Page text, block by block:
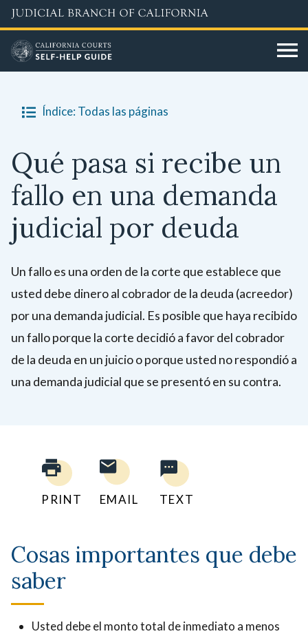
Skip
to
main
content
Índice: Todas las páginas
Qué pasa si recibe un
fallo en una demanda
judicial por deuda
Un fallo es una orden de la corte que establece que
usted debe dinero al cobrador de la deuda (acreedor)
por una demanda judicial. Es posible que haya recibido
un fallo porque la corte decidió a favor del cobrador
de la deuda en un juicio o porque usted no respondió a
una demanda judicial que se presentó en su contra.
PRINT EMAIL TEXT
Cosas importantes que debe
saber
Usted debe el monto total de inmediato a menos